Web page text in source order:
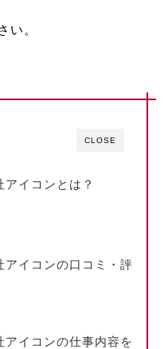
い。
CLOSE
アイコンとは？
アイコンの口コミ・評
アイコンの仕事内容を